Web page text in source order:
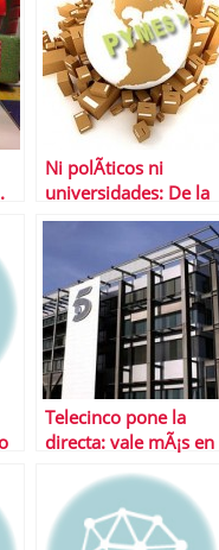
Ni polÃ­ticos ni
universidades: De la
crisis nos sacarÃ¡n
los emprendedores!!!
Telecinco pone la
directa: vale mÃ¡s en
Prisa y Vocento
juntos